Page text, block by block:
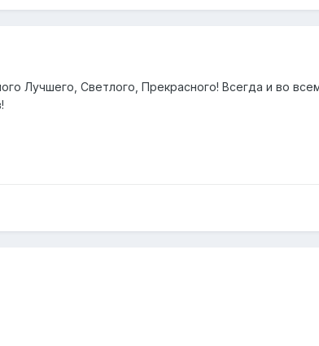
Лучшего, Светлого, Прекрасного! Всегда и во